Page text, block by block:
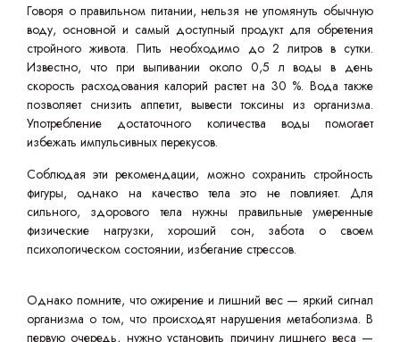
Говоря о правильном питании, нельзя не упомянуть обычную
воду, основной и самый доступный продукт для обретения
стройного живота. Пить необходимо до 2 литров в сутки.
Известно, что при выпивании около 0,5 л воды в день
скорость расходования калорий растет на 30 %. Вода также
позволяет снизить аппетит, вывести токсины из организма.
Употребление достаточного количества воды помогает
избежать импульсивных перекусов.
Соблюдая эти рекомендации, можно сохранить стройность
фигуры, однако на качество тела это не повлияет. Для
сильного, здорового тела нужны правильные умеренные
физические нагрузки, хороший сон, забота о своем
психологическом состоянии, избегание стрессов.
Однако помните, что ожирение и лишний вес — яркий сигнал
организма о том, что происходят нарушения метаболизма. В
первую очередь, нужно установить причину лишнего веса —